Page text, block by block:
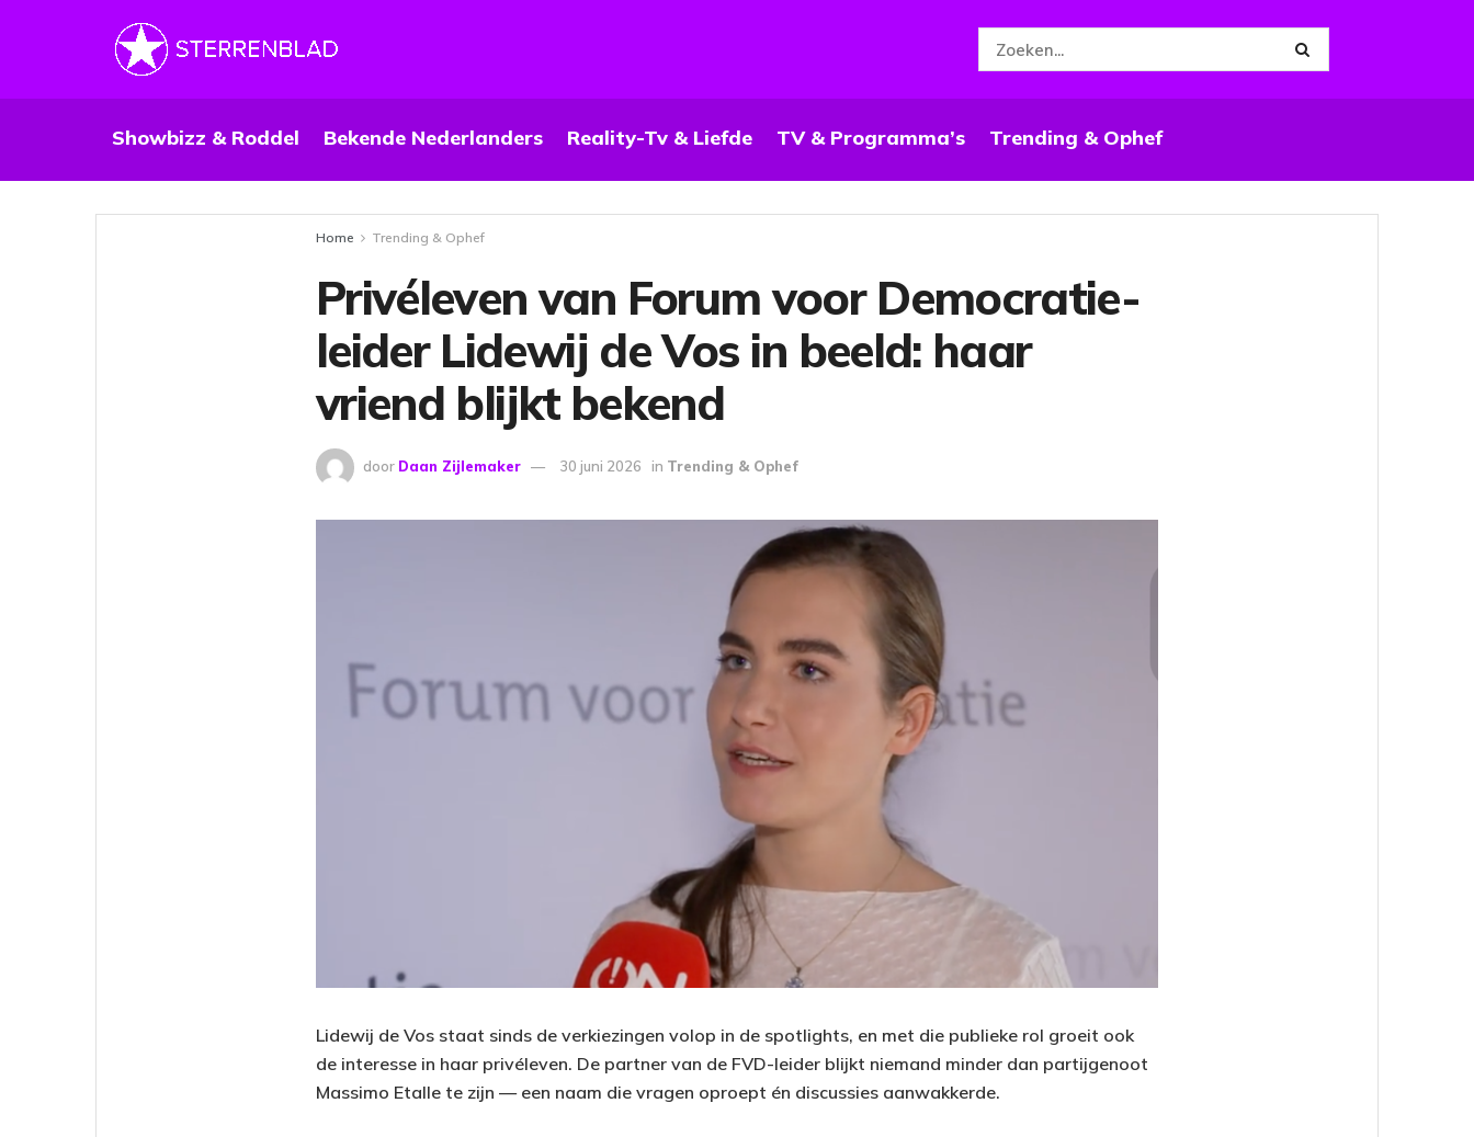
Showbizz & Roddel Bekende Nederlanders Reality-Tv & Liefde TV & Programma’s Trending & Ophef
Home Trending & Ophef
Privéleven van Forum voor Democratie-
leider Lidewij de Vos in beeld: haar
vriend blijkt bekend
door Daan Zijlemaker 30 juni 2026 in Trending & Ophef
Lidewij de Vos staat sinds de verkiezingen volop in de spotlights, en met die publieke rol groeit ook
de interesse in haar privéleven. De partner van de FVD-leider blijkt niemand minder dan partijgenoot
Massimo Etalle te zijn — een naam die vragen oproept én discussies aanwakkerde.